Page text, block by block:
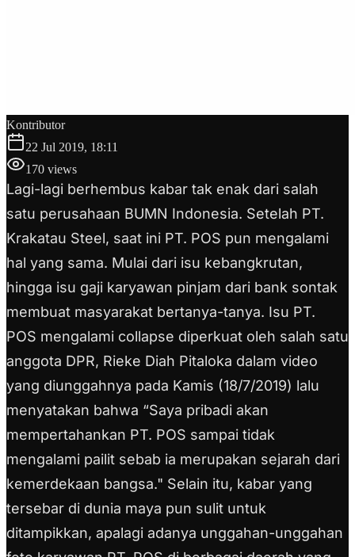
Kontributor
22 Jul 2019, 18:11
170 views
Lagi-lagi berhembus kabar tak enak dari salah
satu perusahaan BUMN Indonesia. Setelah PT.
Krakatau Steel, saat ini PT. POS pun mengalami
hal yang sama. Mulai dari isu kebangkrutan,
hingga isu gaji karyawan pinjam dari bank sontak
membuat masyarakat bertanya-tanya. Isu PT.
POS mengalami collapse diperkuat oleh salah satu
anggota DPR, Rieke Diah Pitaloka dalam video
yang diunggahnya pada Kamis (18/7/2019) lalu
menyatakan bahwa “Saya pribadi akan
mempertahankan PT. POS sampai tidak
mengalami pailit sebab ia merupakan sejarah dari
kemerdekaan bangsa." Selain itu, kabar yang
tersebar di dunia maya pun sulit untuk
ditampikkan, apalagi adanya unggahan-unggahan